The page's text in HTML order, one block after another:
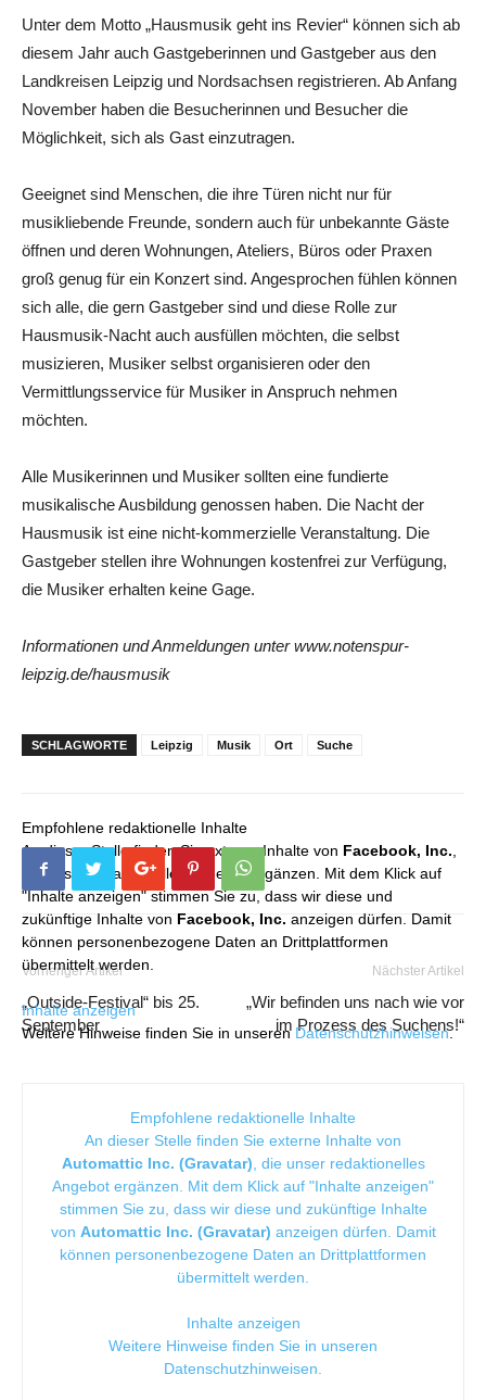
Unter dem Motto „Hausmusik geht ins Revier“ können sich ab
diesem Jahr auch Gastgeberinnen und Gastgeber aus den
Landkreisen Leipzig und Nordsachsen registrieren. Ab Anfang
November haben die Besucherinnen und Besucher die
Möglichkeit, sich als Gast einzutragen.
Geeignet sind Menschen, die ihre Türen nicht nur für
musikliebende Freunde, sondern auch für unbekannte Gäste
öffnen und deren Wohnungen, Ateliers, Büros oder Praxen
groß genug für ein Konzert sind. Angesprochen fühlen können
sich alle, die gern Gastgeber sind und diese Rolle zur
Hausmusik-Nacht auch ausfüllen möchten, die selbst
musizieren, Musiker selbst organisieren oder den
Vermittlungsservice für Musiker in Anspruch nehmen
möchten.
Alle Musikerinnen und Musiker sollten eine fundierte
musikalische Ausbildung genossen haben. Die Nacht der
Hausmusik ist eine nicht-kommerzielle Veranstaltung. Die
Gastgeber stellen ihre Wohnungen kostenfrei zur Verfügung,
die Musiker erhalten keine Gage.
Informationen und Anmeldungen unter www.notenspur-
leipzig.de/hausmusik
SCHLAGWORTE Leipzig Musik Ort Suche
Empfohlene redaktionelle Inhalte
An dieser Stelle finden Sie externe Inhalte von Facebook, Inc.
die unser redaktionelles Angebot ergänzen. Mit dem Klick auf
"Inhalte anzeigen" stimmen Sie zu, dass wir diese und
zukünftige Inhalte von Facebook, Inc. anzeigen dürfen. Damit
können personenbezogene Daten an Drittplattformen
übermittelt werden.
Inhalte anzeigen
Weitere Hinweise finden Sie in unseren Datenschutzhinweisen.
Vorheriger Artikel
„Outside-Festival“ bis 25.
September
Nächster Artikel
„Wir befinden uns nach wie vor
im Prozess des Suchens!“
Empfohlene redaktionelle Inhalte
An dieser Stelle finden Sie externe Inhalte von
Automattic Inc. (Gravatar) , die unser redaktionelles
Angebot ergänzen. Mit dem Klick auf "Inhalte anzeigen"
stimmen Sie zu, dass wir diese und zukünftige Inhalte
von Automattic Inc. (Gravatar) anzeigen dürfen. Damit
können personenbezogene Daten an Drittplattformen
übermittelt werden.
Inhalte anzeigen
Weitere Hinweise finden Sie in unseren
Datenschutzhinweisen